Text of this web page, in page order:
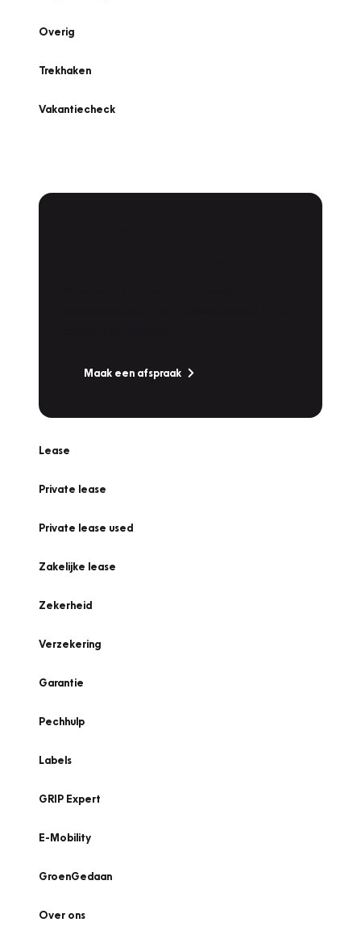
Overig
Trekhaken
Vakantiecheck
Maak een afspraak
Lease
Private lease
Private lease used
Zakelijke lease
Zekerheid
Verzekering
Garantie
Pechhulp
Labels
GRIP Expert
E-Mobility
GroenGedaan
Over ons